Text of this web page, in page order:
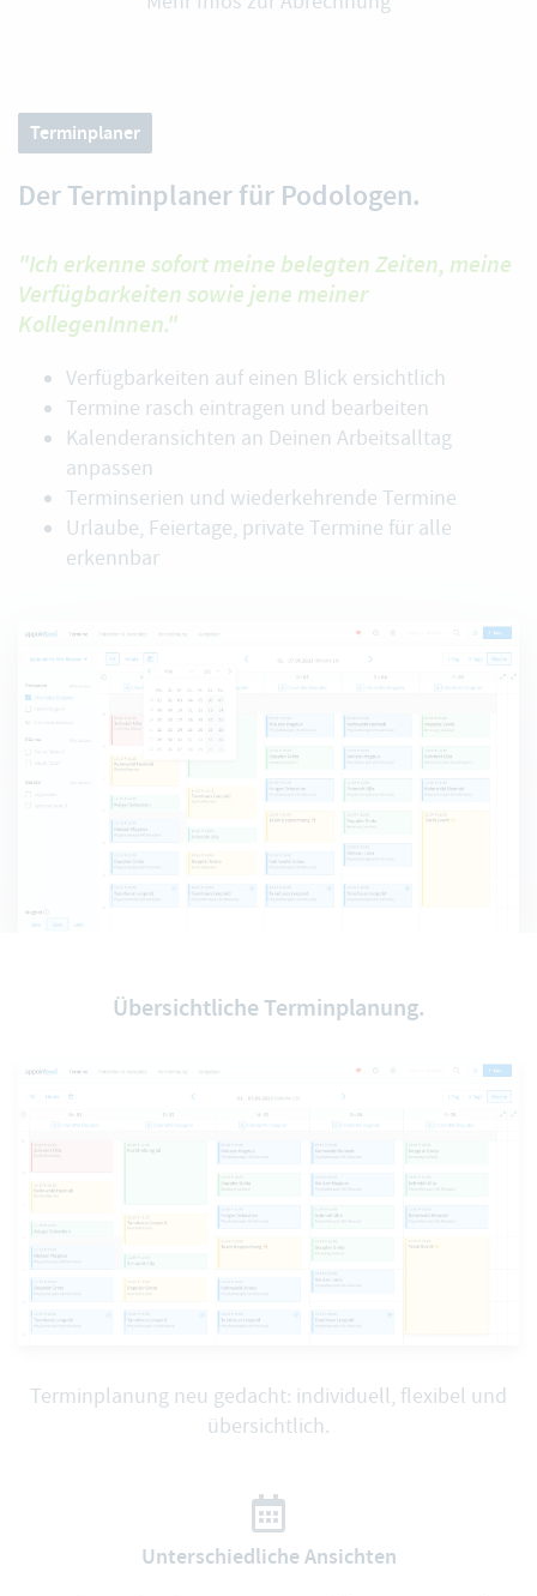
Terminplaner
Der Terminplaner für Podologen.
"Ich erkenne sofort meine belegten Zeiten, meine
Verfügbarkeiten sowie jene meiner
KollegenInnen."
Verfügbarkeiten auf einen Blick ersichtlich
Termine rasch eintragen und bearbeiten
Kalenderansichten an Deinen Arbeitsalltag
anpassen
Terminserien und wiederkehrende Termine
Urlaube, Feiertage, private Termine für alle
erkennbar
Übersichtliche Terminplanung.
Terminplanung neu gedacht: individuell, flexibel und
übersichtlich.
Unterschiedliche Ansichten